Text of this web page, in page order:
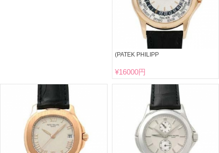
(PATEK PHILIPP
¥16000円